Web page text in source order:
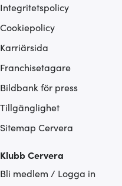
Integritetspolicy
Cookiepolicy
Karriärsida
Franchisetagare
Bildbank för press
Tillgänglighet
Sitemap Cervera
Klubb Cervera
Bli medlem / Logga in